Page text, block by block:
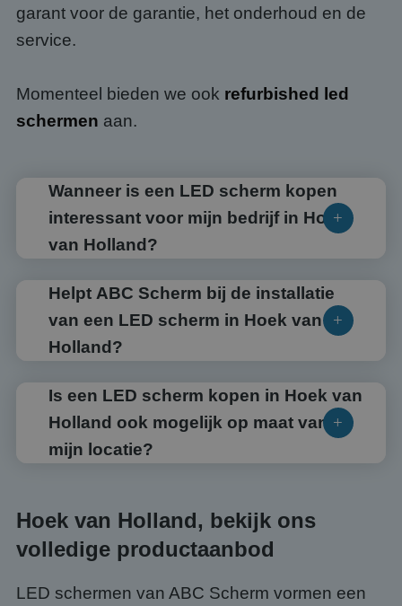
garant voor de garantie, het onderhoud en de
service.
Momenteel bieden we ook refurbished led
schermen aan.
Wanneer is een LED scherm kopen
interessant voor mijn bedrijf in Hoek
van Holland?
Helpt ABC Scherm bij de installatie
van een LED scherm in Hoek van
Holland?
Is een LED scherm kopen in Hoek van
Holland ook mogelijk op maat van
mijn locatie?
Hoek van Holland, bekijk ons
volledige productaanbod
LED schermen van ABC Scherm vormen een